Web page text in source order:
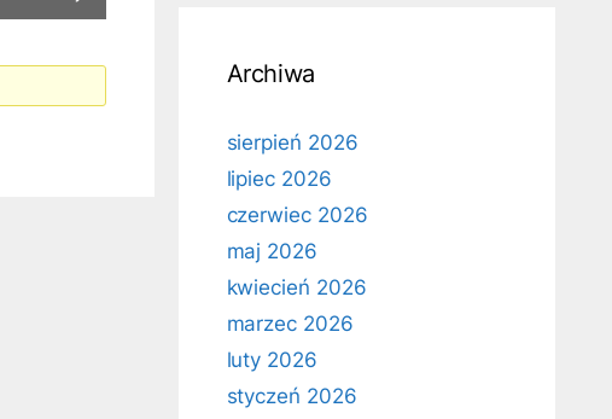
Archiwa
sierpień 2026
lipiec 2026
czerwiec 2026
maj 2026
kwiecień 2026
marzec 2026
luty 2026
styczeń 2026